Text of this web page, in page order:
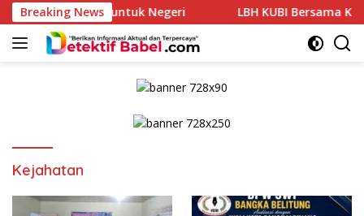
Skip
to
content
Breaking News
untuk Negeri LBH KUBI Bersama
Kejahatan